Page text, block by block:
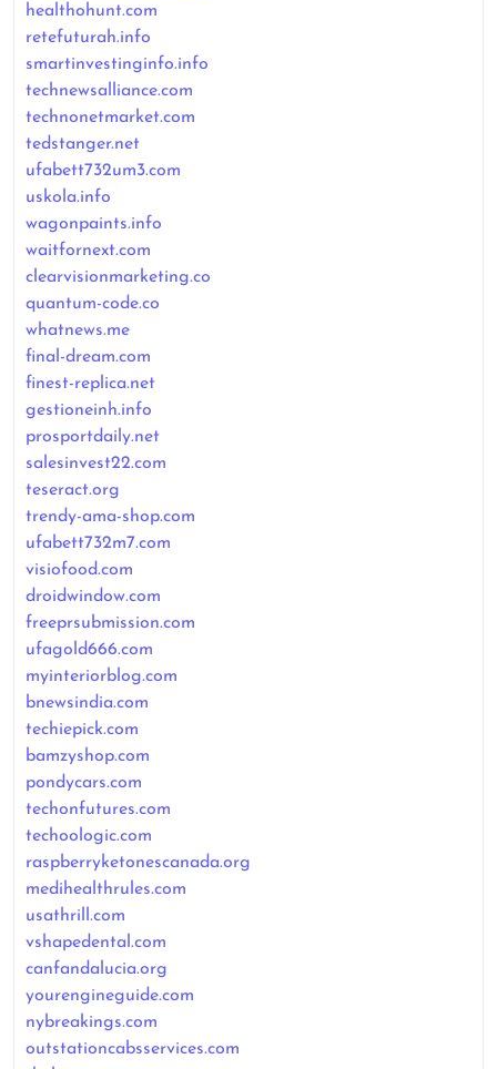
healthohunt.com
retefuturah.info
smartinvestinginfo.info
technewsalliance.com
technonetmarket.com
tedstanger.net
ufabett732um3.com
uskola.info
wagonpaints.info
waitfornext.com
clearvisionmarketing.co
quantum-code.co
whatnews.me
final-dream.com
finest-replica.net
gestioneinh.info
prosportdaily.net
salesinvest22.com
teseract.org
trendy-ama-shop.com
ufabett732m7.com
visiofood.com
droidwindow.com
freeprsubmission.com
ufagold666.com
myinteriorblog.com
bnewsindia.com
techiepick.com
bamzyshop.com
pondycars.com
techonfutures.com
techoologic.com
raspberryketonescanada.org
medihealthrules.com
usathrill.com
vshapedental.com
canfandalucia.org
yourengineguide.com
nybreakings.com
outstationcabsservices.com